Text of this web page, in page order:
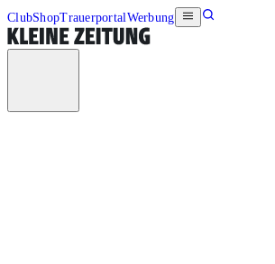
ClubShopTrauerportalWerbung